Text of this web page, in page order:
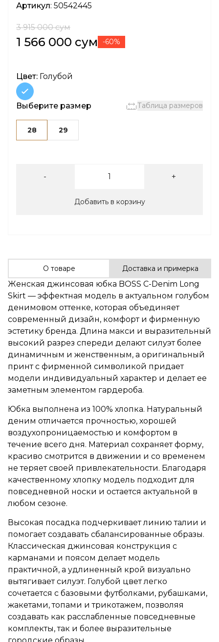
Артикул: 50542445
3 915 000 сум
1 566 000 сум -60%
Цвет: Голубой
Выберите размер Таблица размеров
28 29
- +
Добавить в корзину
О товаре Доставка и примерка
Женская джинсовая юбка BOSS C-Denim Long
Skirt — эффектная модель в актуальном голубом
денимовом оттенке, которая объединяет
современный дизайн, комфорт и фирменную
эстетику бренда. Длина макси и выразительный
высокий разрез спереди делают силуэт более
динамичным и женственным, а оригинальный
принт с фирменной символикой придает
модели индивидуальный характер и делает ее
заметным элементом гардероба.
Юбка выполнена из 100% хлопка. Натуральный
деним отличается прочностью, хорошей
воздухопроницаемостью и комфортом в
течение всего дня. Материал сохраняет форму,
красиво смотрится в движении и со временем
не теряет своей привлекательности. Благодаря
качественному хлопку модель подходит для
повседневной носки и остается актуальной в
любом сезоне.
Высокая посадка подчеркивает линию талии и
помогает создавать сбалансированные образы.
Классическая джинсовая конструкция с
карманами и поясом делает модель
практичной, а удлиненный крой визуально
вытягивает силуэт. Голубой цвет легко
сочетается с базовыми футболками, рубашками,
жакетами, топами и трикотажем, позволяя
создавать как расслабленные повседневные
комплекты, так и более выразительные